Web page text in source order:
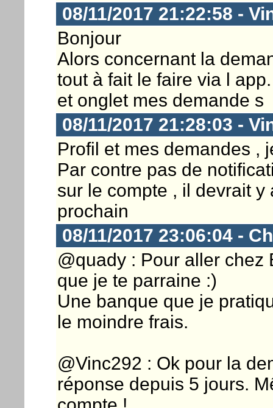
08/11/2017 21:22:58 -
Bonjour
Alors concernant la
tout à fait le faire via l
et onglet mes demande s
08/11/2017 21:28:03 -
Profil et mes demandes ,
Par contre pas de
sur le compte , il devrait
prochain
08/11/2017 23:06:04 -
@quady : Pour aller chez
que je te parraine :)
Une banque que je
le moindre frais.
@Vinc292 : Ok pour la
réponse depuis 5 jours.